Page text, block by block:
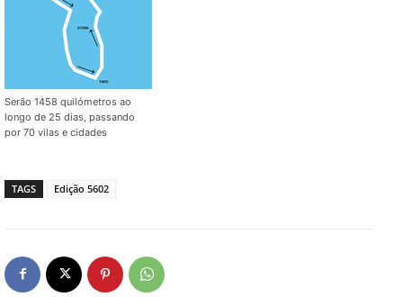
Serão 1458 quilómetros ao
longo de 25 dias, passando
por 70 vilas e cidades
TAGS Edição 5602